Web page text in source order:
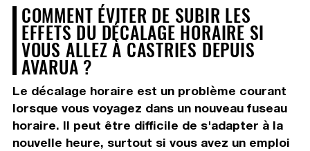
COMMENT ÉVITER DE SUBIR LES
EFFETS DU DÉCALAGE HORAIRE SI
VOUS ALLEZ À CASTRIES DEPUIS
AVARUA ?
Le décalage horaire est un problème courant
lorsque vous voyagez dans un nouveau fuseau
horaire. Il peut être difficile de s'adapter à la
nouvelle heure, surtout si vous avez un emploi